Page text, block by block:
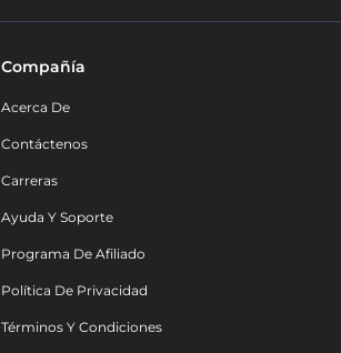
Compañía
Acerca De
Contáctenos
Carreras
Ayuda Y Soporte
Programa De Afiliado
Política De Privacidad
Términos Y Condiciones